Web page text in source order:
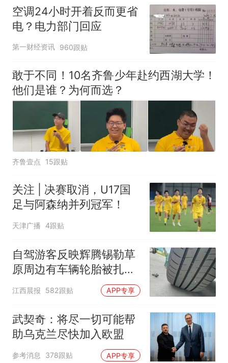
空调24小时开着反而更省
电？电力部门回应
第一财经资讯 960跟贴
敢于不同！10名齐鲁少年赴约西湖大学！
他们是谁？为何而选？
齐鲁壹点 15跟贴
关注 | 决赛取消，U17国
足与阿森纳并列冠军！
天津广播 4跟贴
自驾游客反映辉腾锡勒草
原周边有车辆轮胎被扎，
修理店铺换胎价格高达千
元，官方发布情况通报
江西晨报 582跟贴 APP专享
武契奇：将尽一切可能帮
助乌克兰尽快加入欧盟
参考消息 378跟贴 APP专享